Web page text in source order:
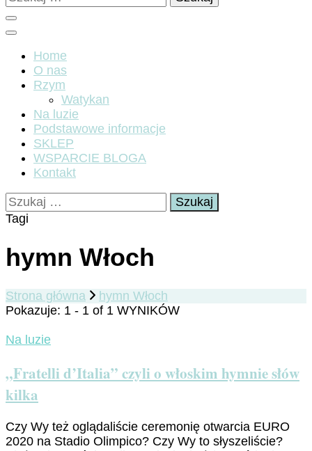
Home
O nas
Rzym
Watykan
Na luzie
Podstawowe informacje
SKLEP
WSPARCIE BLOGA
Kontakt
Szukaj:
Tagi
hymn Włoch
Strona główna
hymn Włoch
Pokazuje: 1 - 1 of 1 WYNIKÓW
Na luzie
„Fratelli d’Italia” czyli o włoskim hymnie słów
kilka
Czy Wy też oglądaliście ceremonię otwarcia EURO
2020 na Stadio Olimpico? Czy Wy to słyszeliście?